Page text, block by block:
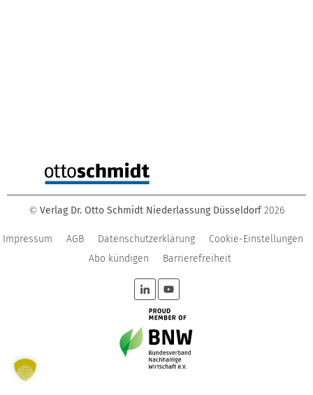
© Verlag Dr. Otto Schmidt Niederlassung Düsseldorf 2026
Impressum AGB Datenschutzerklärung
Cookie-Einstellungen
Abo kündigen
Barrierefreiheit